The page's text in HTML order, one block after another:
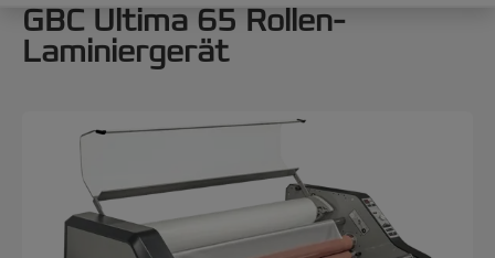
GBC Ultima 65 Rollen-
Laminiergerät